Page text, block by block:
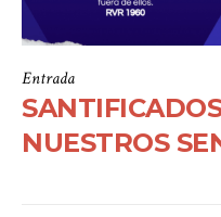
Entrada
NUESTROS